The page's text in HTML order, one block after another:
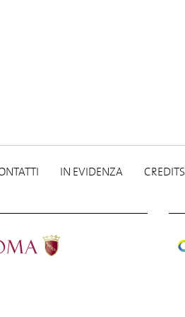
IN EVIDENZA CREDITS